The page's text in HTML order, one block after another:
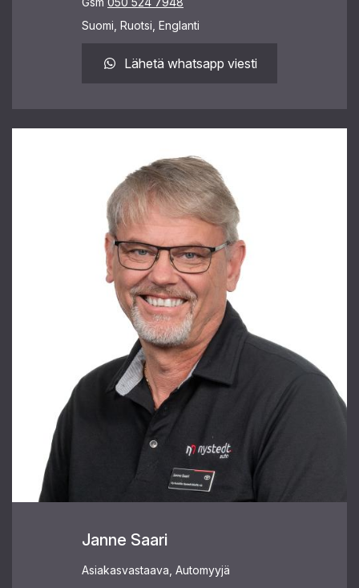
Suomi, Ruotsi, Englanti
Lähetä whatsapp viesti
Janne Saari
Asiakasvastaava, Automyyjä